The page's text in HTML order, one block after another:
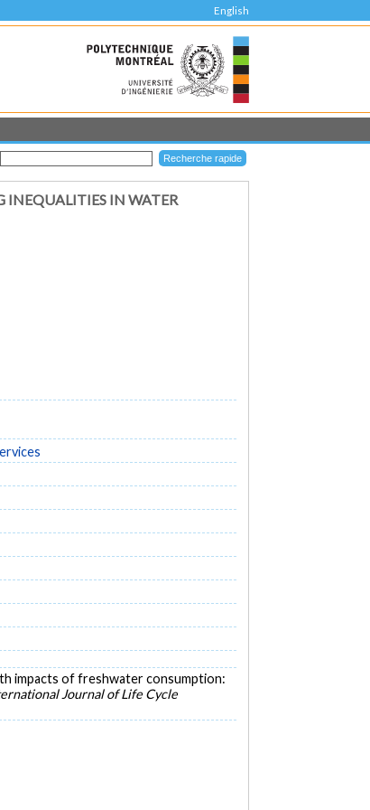
English
INEQUALITIES IN WATER
impacts of freshwater consumption:
Journal of Life Cycle